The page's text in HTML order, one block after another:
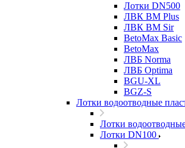
Лотки DN500
ЛВК ВМ Plus
ЛВК ВМ Sir
BetoMax Basic
BetoMax
ЛВБ Norma
ЛВБ Optima
BGU-XL
BGZ-S
Лотки водоотводные
Лотки
Лотки DN100